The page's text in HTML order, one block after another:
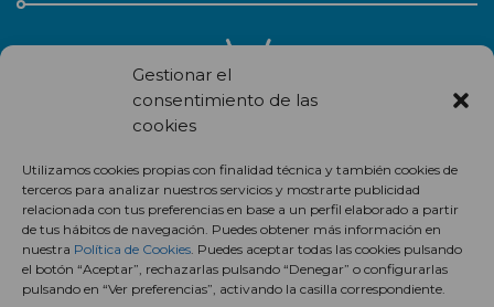
Gestionar el
consentimiento de las
cookies
Utilizamos cookies propias con finalidad técnica y también cookies de
terceros para analizar nuestros servicios y mostrarte publicidad
relacionada con tus preferencias en base a un perfil elaborado a partir
de tus hábitos de navegación. Puedes obtener más información en
nuestra Política de Cookies. Puedes aceptar todas las cookies pulsando
el botón “Aceptar”, rechazarlas pulsando “Denegar” o configurarlas
pulsando en “Ver preferencias”, activando la casilla correspondiente.
centro comercial.
Suscríbete